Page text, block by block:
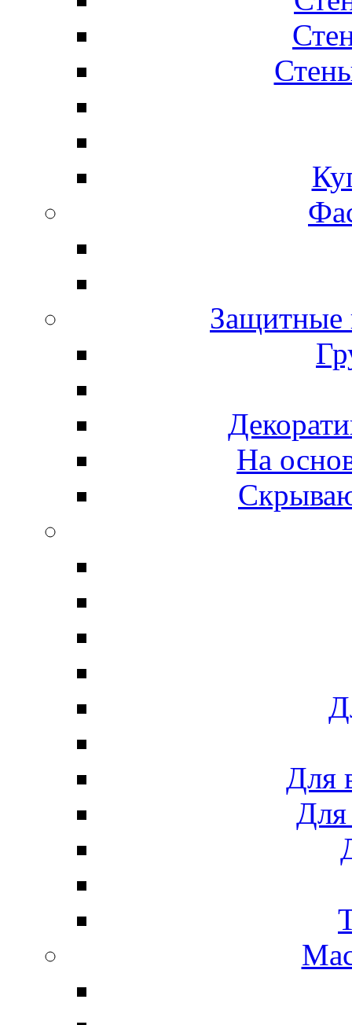
Защитные
На
Для
Для